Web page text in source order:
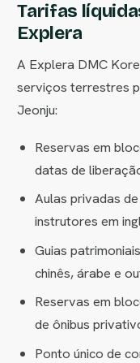
Tarifas
Explera
A Explera DMC
serviços terrestres
Jeonju:
Reservas em
datas de
Aulas privadas
instrutores em
Guias
chinês, árabe e
Reservas em
de ônibus
Ponto único de